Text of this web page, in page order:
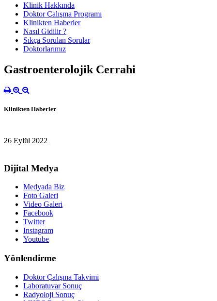
Klinik Hakkında
Doktor Çalışma Programı
Klinikten Haberler
Nasıl Gidilir ?
Sıkça Sorulan Sorular
Doktorlarımız
Gastroenterolojik Cerrahi
Klinikten Haberler
26 Eylül 2022
Dijital Medya
Medyada Biz
Foto Galeri
Video Galeri
Facebook
Twitter
Instagram
Youtube
Yönlendirme
Doktor Çalışma Takvimi
Laboratuvar Sonuç
Radyoloji Sonuç